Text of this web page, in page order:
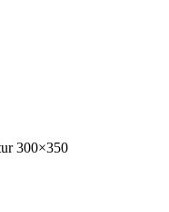
300×350